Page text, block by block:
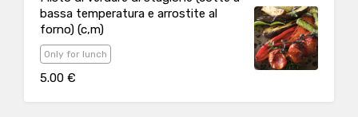
bassa temperatura e arrostite al
forno) (c,m)
Only for lunch
5.00 €